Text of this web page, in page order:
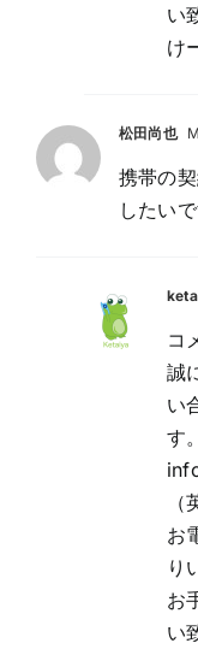
い
け
松田尚也
携帯の
したいで
コ
誠
い
す。
お
り
お
い